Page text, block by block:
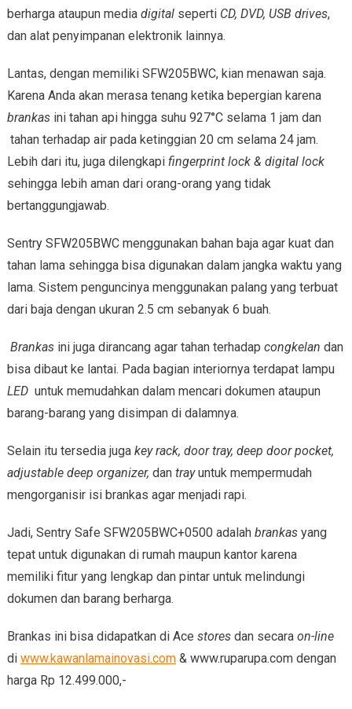
berharga ataupun media digitalseperti CD, DVD, USB drives,
dan alat penyimpanan elektronik lainnya.
Lantas, dengan memiliki SFW205BWC, kian menawan saja.
Karena Anda akan merasa tenang ketika bepergian karena
brankasini tahan api hingga suhu 927°C selama 1 jam dan
tahan terhadap air pada ketinggian 20 cm selama 24 jam.
Lebih dari itu, juga dilengkapi fingerprint lock & digital lock
sehingga lebih aman dari orang-orang yang tidak
bertanggungjawab.
Sentry SFW205BWC menggunakan bahan baja agar kuat dan
tahan lama sehingga bisa digunakan dalam jangka waktu yang
lama. Sistem penguncinya menggunakan palang yang terbuat
dari baja dengan ukuran 2.5 cm sebanyak 6 buah.
Brankasini juga dirancang agar tahan terhadap congkelan dan
bisa dibaut ke lantai. Pada bagian interiornya terdapat lampu
LEDuntuk memudahkan dalam mencari dokumen ataupun
barang-barang yang disimpan di dalamnya.
Selain itu tersedia juga key rack, door tray, deep door pocket,
adjustable deep organizer, dan trayuntuk mempermudah
mengorganisir isi brankas agar menjadi rapi.
Jadi, Sentry Safe SFW205BWC+0500 adalah brankas yang
tepat untuk digunakan di rumah maupun kantor karena
memiliki fitur yang lengkap dan pintar untuk melindungi
dokumen dan barang berharga.
Brankas ini bisa didapatkan di Ace storesdan secaraon-line
di www.kawanlamainovasi.com& www.ruparupa.com dengan
harga Rp 12.499.000,-